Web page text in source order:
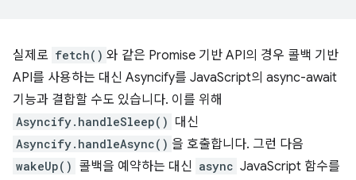
실제로 fetch() 와 같은 Promise 기반 API의 경우 콜백 기반
API를 사용하는 대신 Asyncify를 JavaScript의 async-await
기능과 결합할 수도 있습니다. 이를 위해
Asyncify.handleSleep() 대신
Asyncify.handleAsync() 을 호출합니다. 그런 다음
wakeUp() 콜백을 예약하는 대신 async JavaScript 함수를